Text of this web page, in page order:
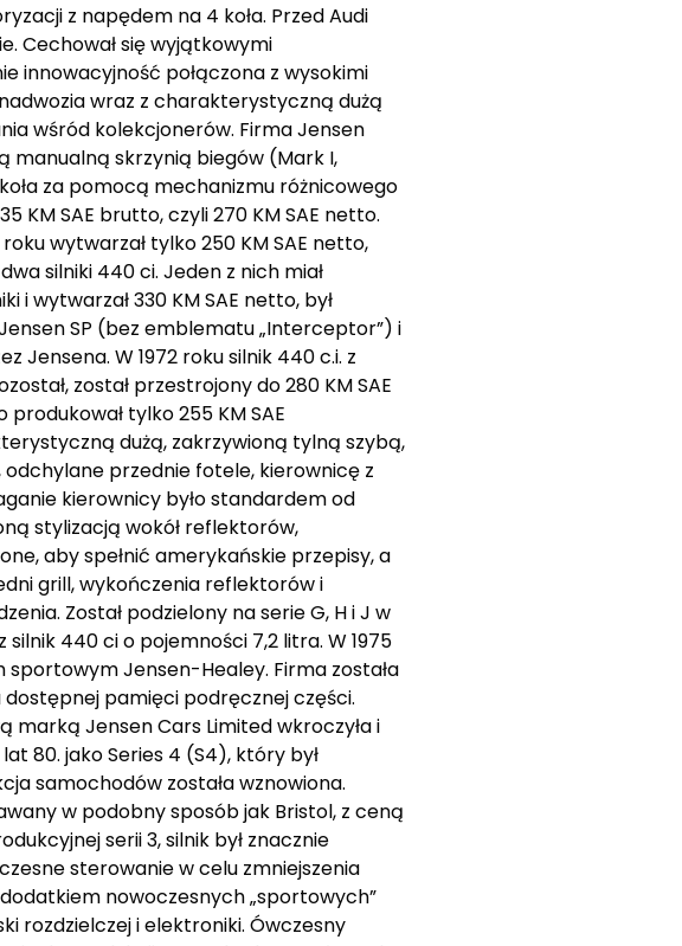
z napędem na 4 koła. Przed Audi
Cechował się wyjątkowymi
innowacyjność połączona z wysokimi
wraz z charakterystyczną dużą
wśród kolekcjonerów. Firma Jensen
manualną skrzynią biegów (Mark I,
za pomocą mechanizmu różnicowego
KM SAE brutto, czyli 270 KM SAE netto.
wytwarzał tylko 250 KM SAE netto,
silniki 440 ci. Jeden z nich miał
i wytwarzał 330 KM SAE netto, był
SP (bez emblematu „Interceptor”) i
Jensena. W 1972 roku silnik 440 c.i. z
został przestrojony do 280 KM SAE
tylko 255 KM SAE
dużą, zakrzywioną tylną szybą,
przednie fotele, kierownicę z
kierownicy było standardem od
stylizacją wokół reflektorów,
aby spełnić amerykańskie przepisy, a
grill, wykończenia reflektorów i
Został podzielony na serie G, H i J w
440 ci o pojemności 7,2 litra. W 1975
Jensen-Healey. Firma została
pamięci podręcznej części.
marką Jensen Cars Limited wkroczyła i
80. jako Series 4 (S4), który był
samochodów została wznowiona.
w podobny sposób jak Bristol, z ceną
serii 3, silnik był znacznie
sterowanie w celu zmniejszenia
nowoczesnych „sportowych”
rozdzielczej i elektroniki. Ówczesny